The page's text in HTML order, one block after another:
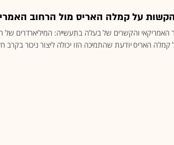
על קמלה האריס מול הרחוב
והקשרים של בעלה בתעשייה: המיליארדרים של
האריס יודעת שהתמיכה הזו יכולה ליצור ניכור בקרב